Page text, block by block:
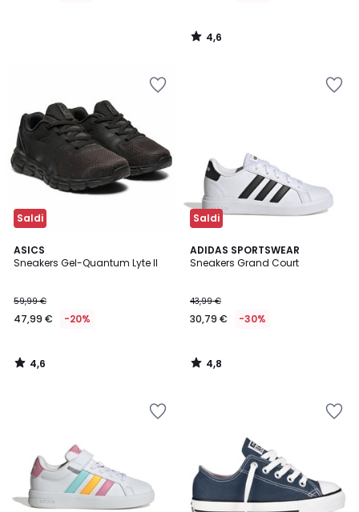
4,6
/
Saldi
ASICS
Sneakers Gel-Quantum Lyte II
59,99 €
47,99 € -20%
4,6
/ 5
4,6
/
Saldi
ADIDAS SPORTSWEAR
Sneakers Grand Court
43,99 €
30,79 € -30%
4,8
/ 5
4,8
/